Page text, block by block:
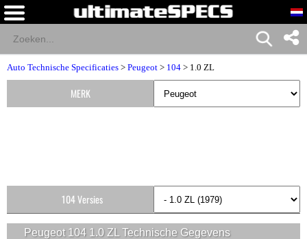
Auto Technische Specificaties > Peugeot > 104 > 1.0 ZL
Peugeot 104 1.0 ZL Technische Gegevens
MERK
104 Versies